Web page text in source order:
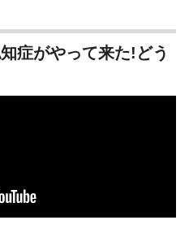
症がやって来た!どう